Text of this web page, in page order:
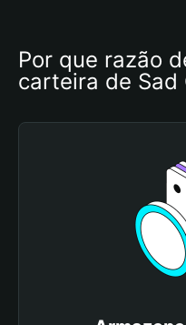
Por que razão
carteira de Sad